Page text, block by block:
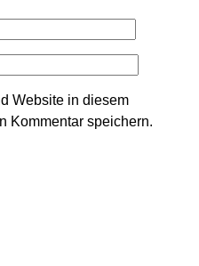
Website in diesem
Kommentar speichern.